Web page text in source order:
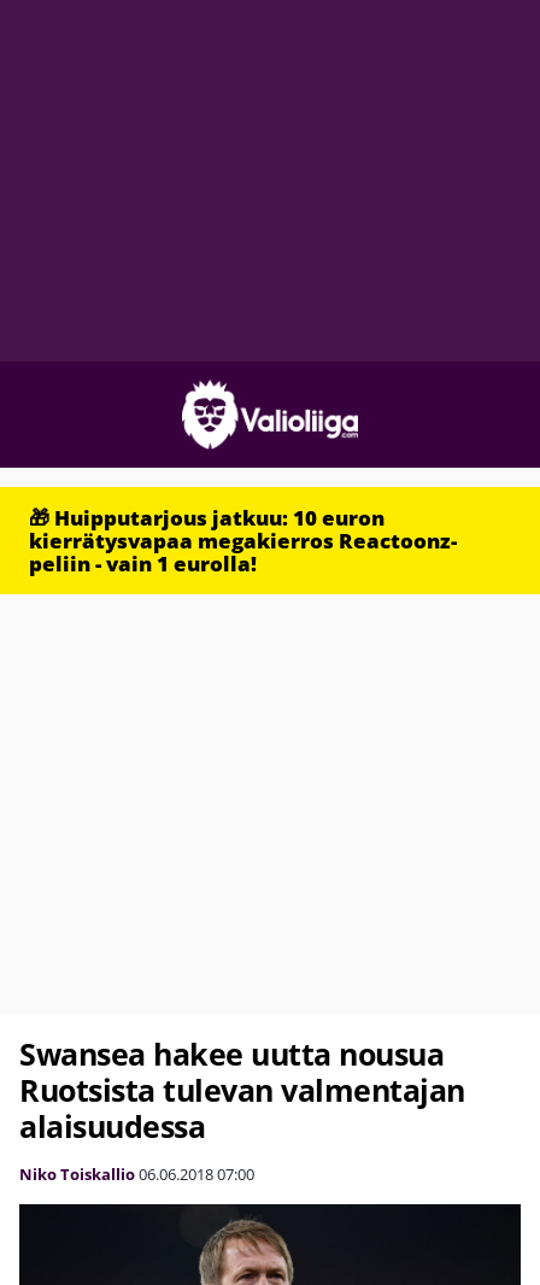
🎁 Huipputarjous jatkuu: 10 euron
kierrätysvapaa megakierros Reactoonz-
peliin - vain 1 eurolla!
Swansea hakee uutta nousua
Ruotsista tulevan valmentajan
alaisuudessa
Niko Toiskallio06.06.201807:00